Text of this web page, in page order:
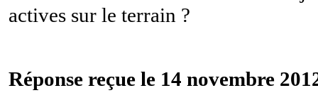
actives sur le terrain ?
Réponse reçue le 14 novembre